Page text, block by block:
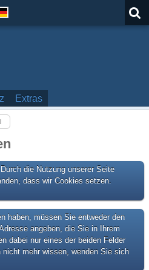
Extras
die Nutzung unserer Seite
dass wir Cookies setzen.
haben, müssen Sie entweder den
angeben, die Sie in Ihrem
dabei nur eines der beiden Felder
mehr wissen, wenden Sie sich